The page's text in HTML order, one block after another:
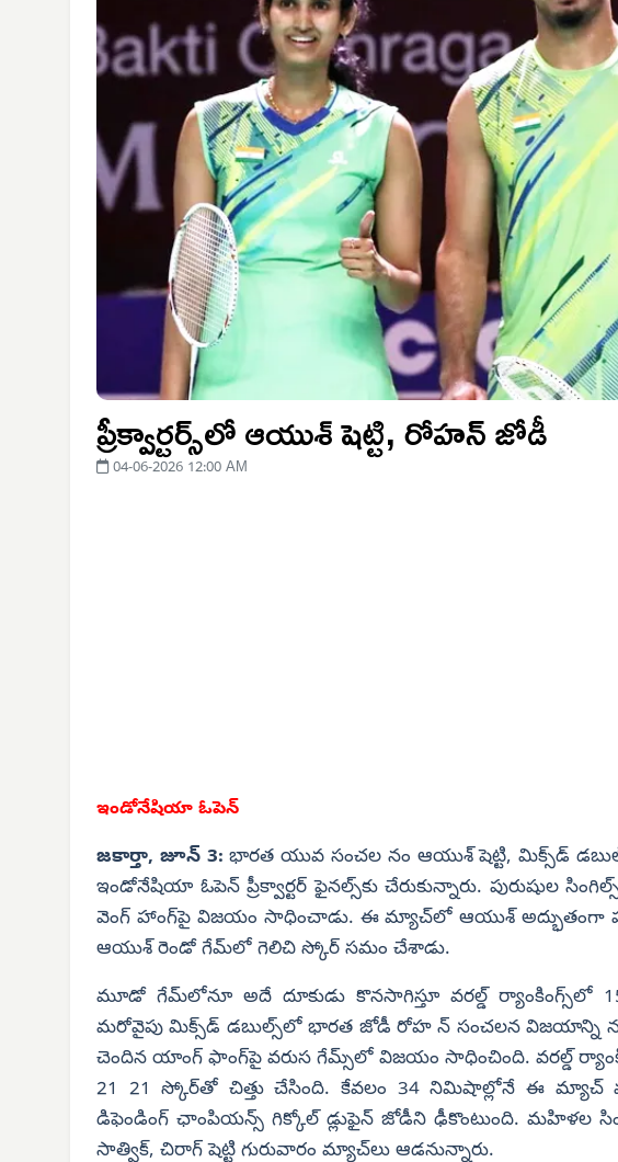
ప్రీక్వార్టర్స్‌లో ఆయుశ్ షెట్టి, రోహన్ జోడీ
04-06-2026 12:00 AM
ఇండోనేషియా ఓపెన్
జకార్తా, జూన్ 3: భారత యువ సంచల నం ఆయుశ్ షెట్టి, మిక్స్‌డ్
ఇండోనేషియా ఓపెన్ ప్రీక్వార్టర్ ఫైనల్స్‌కు చేరుకున్నారు. పురుషుల
వెంగ్ హాంగ్‌పై విజయం సాధించాడు. ఈ మ్యాచ్‌లో ఆయుశ్ అద్భుతంగా
ఆయుశ్ రెండో గేమ్‌లో గెలిచి స్కోర్ సమం చేశాడు.
మూడో గేమ్‌లోనూ అదే దూకుడు కొనసాగిస్తూ వరల్డ్ ర్యాంకింగ్స్‌లో
మరోవైపు మిక్స్‌డ్ డబుల్స్‌లో భారత జోడీ రోహ న్ సంచలన విజయాన్ని
చెందిన యాంగ్ ఫాంగ్‌పై వరుస గేమ్స్‌లో విజయం సాధించింది. వరల్డ్
21 21 స్కోర్‌తో చిత్తు చేసింది. కేవలం 34 నిమిషాల్లోనే ఈ
డిఫెండింగ్ ఛాంపియన్స్ గిక్కోల్ డ్లుఫైన్ జోడీని ఢీకొంటుంది. మహిళల
సాత్విక్, చిరాగ్ షెట్టి గురువారం మ్యాచ్‌లు ఆడనున్నారు.